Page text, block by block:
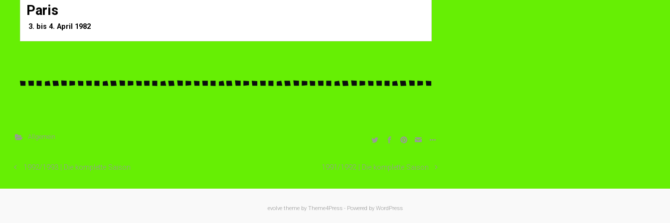
Paris
3. bis 4. April 1982
Allgemein
1992/1993 | Die komplette Saison 1991/1992 | Die komplette Saison
evolvetheme by Theme4Press - Powered by WordPress